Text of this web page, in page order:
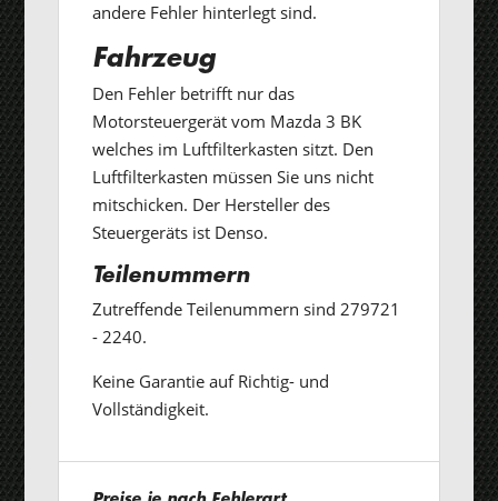
andere Fehler hinterlegt sind.
Fahrzeug
Den Fehler betrifft nur das
Motorsteuergerät vom Mazda 3 BK
welches im Luftfilterkasten sitzt. Den
Luftfilterkasten müssen Sie uns nicht
mitschicken. Der Hersteller des
Steuergeräts ist Denso.
Teilenummern
Zutreffende Teilenummern sind 279721
- 2240.
Keine Garantie auf Richtig- und
Vollständigkeit.